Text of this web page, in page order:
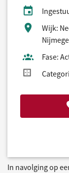
Wijk:
Fase:
In navolging op